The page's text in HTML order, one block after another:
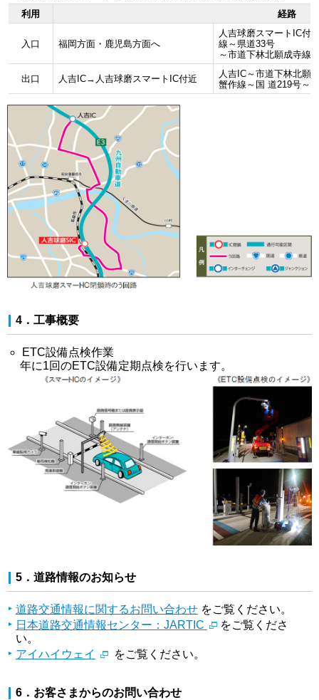
利用 経路
入口 福岡方面・鹿児島方面へ
人吉球磨スマートIC付
線～県道33号
～市道下林北願成寺線
出口 人吉IC→人吉球磨スマートIC付近
人吉IC～市道下林北願
蟹作線～国 道219号～
4．工事概要
ETC設備点検作業
年に1回のETC設備定期点検を行います。
5．道路情報のお知らせ
道路交通情報に関するお問い合わせ をご覧ください。
日本道路交通情報センター：JARTIC
をご覧くださ
い。
アイハイウェイ
をご覧ください。
6．お客さまからのお問い合わせ